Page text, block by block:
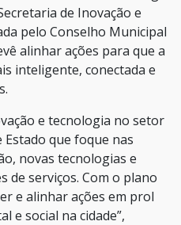
de Inovação e
pelo Conselho Municipal
alinhar ações para que a
inteligente, conectada e
e tecnologia no setor
que foque nas
novas tecnologias e
de serviços. Com o plano
e alinhar ações em prol
e social na cidade”,